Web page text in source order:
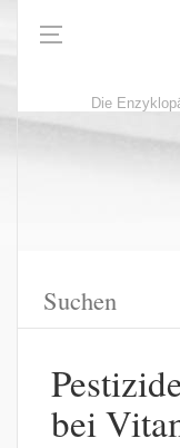
Die
bei